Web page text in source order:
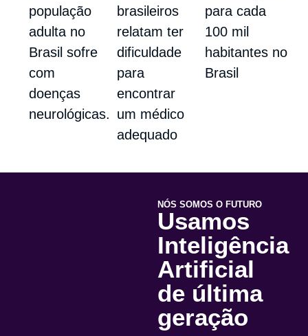
população
adulta no
Brasil sofre
com
doenças
neurológicas.
brasileiros
relatam ter
dificuldade
para
encontrar
um médico
adequado
para cada
100 mil
habitantes no
Brasil
NÓS SOMOS O FUTURO
Usamos
Inteligência
Artificial
de última
geração